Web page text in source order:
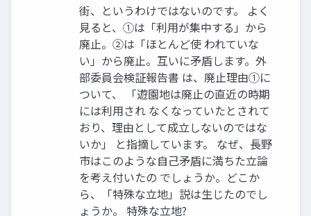
街、というわけではないのです。 よく
見ると、①は「利用が集中する」から
廃止。②は「ほとんど使 われていな
い」から廃止。互いに矛盾します。外
部委員会検証報告書 は、廃止理由①に
ついて、 「遊園地は廃止の直近の時期
には利用され なくなっていたとされて
おり、理由として成立しないのではな
いか」 と指摘しています。 なぜ、長野
市はこのような自己矛盾に満ちた立論
を考え付いたの でしょうか。どこか
ら、「特殊な立地」説は生じたのでし
ょうか。 特殊な立地?